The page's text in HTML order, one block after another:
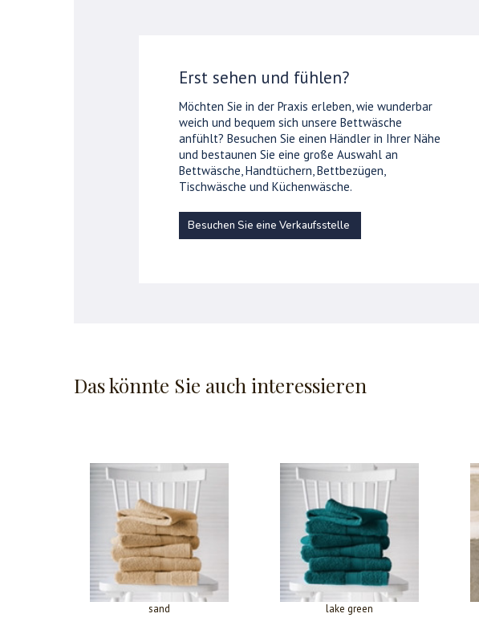
Erst sehen und fühlen?
Möchten Sie in der Praxis erleben, wie wunderbar
weich und bequem sich unsere Bettwäsche
anfühlt? Besuchen Sie einen Händler in Ihrer Nähe
und bestaunen Sie eine große Auswahl an
Bettwäsche, Handtüchern, Bettbezügen,
Tischwäsche und Küchenwäsche.
Besuchen Sie eine Verkaufsstelle
Das könnte Sie auch interessieren
sand lake green